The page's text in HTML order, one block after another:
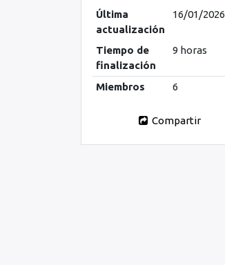
Última
actualización
16/01/2026
Tiempo de
finalización
9 horas
Miembros 6
Compartir